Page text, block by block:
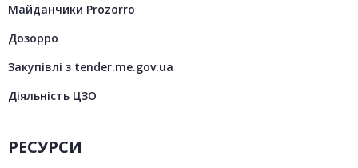
Майданчики Prozorro
Дозорро
Закупівлі з tender.me.gov.ua
Діяльність ЦЗО
РЕСУРСИ